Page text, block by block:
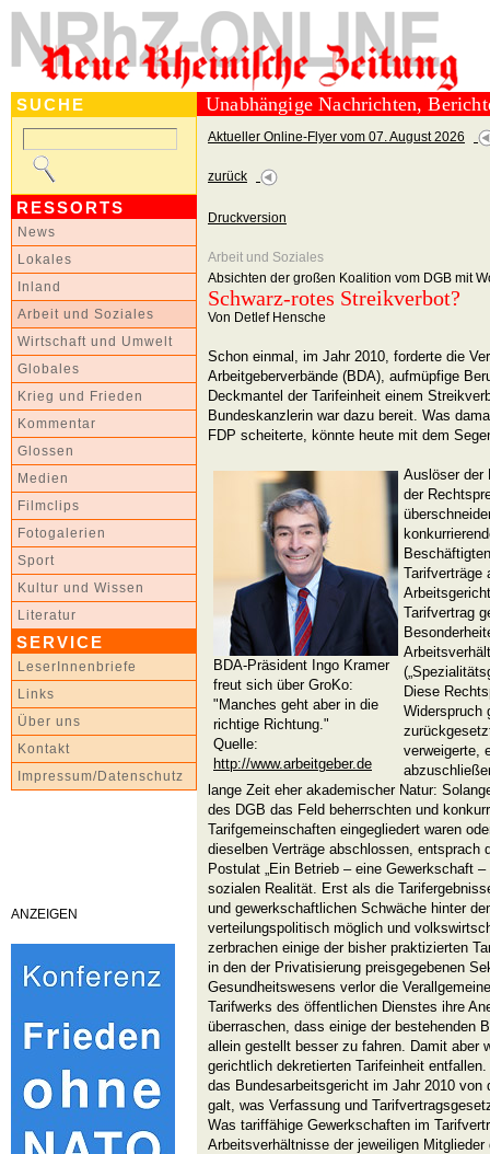
SUCHE
RESSORTS
News
Lokales
Inland
Arbeit und Soziales
Wirtschaft und Umwelt
Globales
Krieg und Frieden
Kommentar
Glossen
Medien
Filmclips
Fotogalerien
Sport
Kultur und Wissen
Literatur
SERVICE
LeserInnenbriefe
Links
Über uns
Kontakt
Impressum/Datenschutz
ANZEIGEN
Unabhängige Nachrichten,
Aktueller Online-Flyer vom 07. August 2026
zurück
Druckversion
Arbeit und Soziales
Absichten der großen Koalition vom DGB mit
Schwarz-rotes Streikverbot?
Von Detlef Hensche
Schon einmal, im Jahr 2010, forderte die
Arbeitgeberverbände (BDA), aufmüpfige
Deckmantel der Tarifeinheit einem
Bundeskanzlerin war dazu bereit. Was
FDP scheiterte, könnte heute mit dem
BDA-Präsident Ingo Kramer
freut sich über GroKo:
"Manches geht aber in die
richtige Richtung."
Quelle:
http://www.arbeitgeber.de
Auslöser der
der
Tarifverträge
Tarifvertrag
Diese
Widerspruch
verweigerte,
lange Zeit eher akademischer Natur:
des DGB das Feld beherrschten und
Tarifgemeinschaften eingegliedert waren
dieselben Verträge abschlossen, entsprach
Postulat „Ein Betrieb – eine Gewerkschaft
sozialen Realität. Erst als die
und gewerkschaftlichen Schwäche hinter
verteilungspolitisch möglich und
zerbrachen einige der bisher praktizierten
in den der Privatisierung preisgegebenen
Gesundheitswesens verlor die
Tarifwerks des öffentlichen Dienstes ihre
überraschen, dass einige der bestehenden
allein gestellt besser zu fahren. Damit aber
gerichtlich dekretierten Tarifeinheit
das Bundesarbeitsgericht im Jahr 2010 von
galt, was Verfassung und
Was tariffähige Gewerkschaften im
Arbeitsverhältnisse der jeweiligen